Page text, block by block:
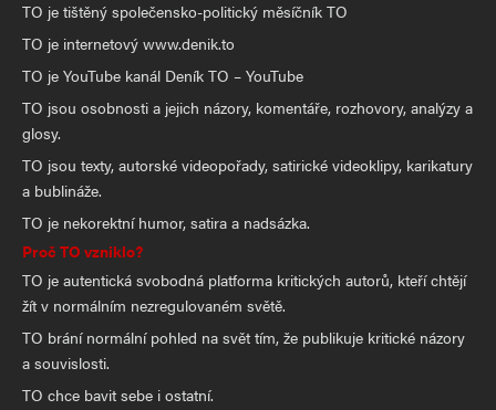
TO je tištěný společensko-politický měsíčník TO
TO je internetový www.denik.to
TO je YouTube kanál Deník TO – YouTube
TO jsou osobnosti a jejich názory, komentáře, rozhovory, analýzy a
glosy.
TO jsou texty, autorské videopořady, satirické videoklipy, karikatury
a bublináže.
TO je nekorektní humor, satira a nadsázka.
Proč TO vzniklo?
TO je autentická svobodná platforma kritických autorů, kteří chtějí
žít v normálním nezregulovaném světě.
TO brání normální pohled na svět tím, že publikuje kritické názory
a souvislosti.
TO chce bavit sebe i ostatní.